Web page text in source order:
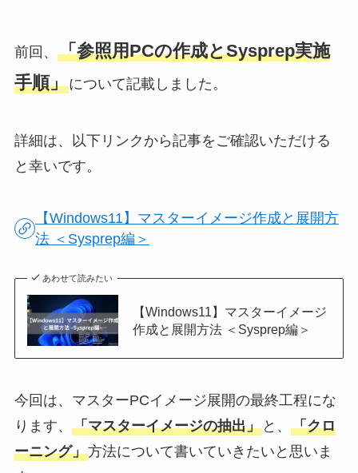
前回、 「参照用PCの作成とSysprep実施
手順」について記載しました。
詳細は、以下リンクから記事をご確認いただける
と幸いです。
【Windows11】マスターイメージ作成と展開方
法 ＜Sysprep編＞
あわせて読みたい
【Windows11】マスターイメージ
作成と展開方法 ＜Sysprep編＞
今回は、マスターPCイメージ展開の最終工程にな
ります、 「マスターイメージの抽出」と、 「クロ
ーニング」方法について書いていきたいと思いま